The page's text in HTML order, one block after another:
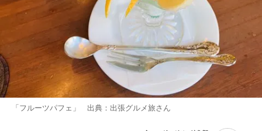
「フルーツパフェ」 出典： 出張グルメ旅さん